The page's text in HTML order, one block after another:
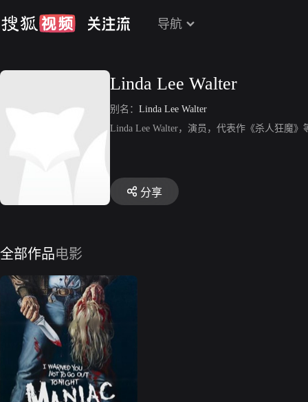
导航
Linda Lee Walter
别名： Linda Lee Walter
Linda Lee Walter，演员，代表作《杀人狂魔》
分享
全部作品电影